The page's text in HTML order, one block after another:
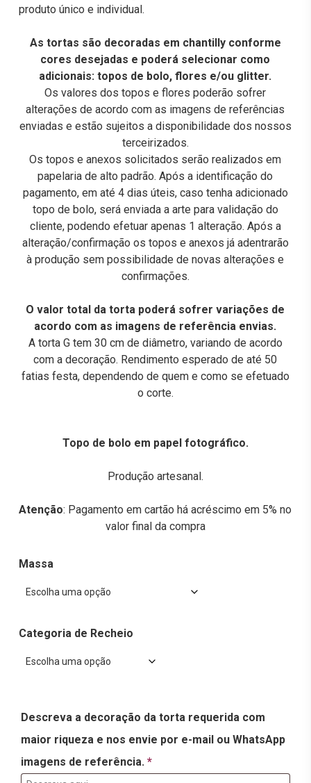
produto único e individual.
As tortas são decoradas em chantilly conforme
cores desejadas e poderá selecionar como
adicionais: topos de bolo, flores e/ou glitter.
Os valores dos topos e flores poderão sofrer
alterações de acordo com as imagens de referências
enviadas e estão sujeitos a disponibilidade dos nossos
terceirizados.
Os topos e anexos solicitados serão realizados em
papelaria de alto padrão. Após a identificação do
pagamento, em até 4 dias úteis, caso tenha adicionado
topo de bolo, será enviada a arte para validação do
cliente, podendo efetuar apenas 1 alteração. Após a
alteração/confirmação os topos e anexos já adentrarão
à produção sem possibilidade de novas alterações e
confirmações.
O valor total da torta poderá sofrer variações de
acordo com as imagens de referência envias.
A torta G tem 30 cm de diâmetro, variando de acordo
com a decoração. Rendimento esperado de até 50
fatias festa, dependendo de quem e como se efetuado
o corte.
Topo de bolo em papel fotográfico.
Produção artesanal.
Atenção: Pagamento em cartão há acréscimo em 5% no
valor final da compra
Massa
Categoria de Recheio
Descreva a decoração da torta requerida com
maior riqueza e nos envie por e-mail ou WhatsApp
imagens de referência. *